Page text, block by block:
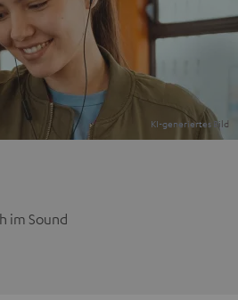
im Sound